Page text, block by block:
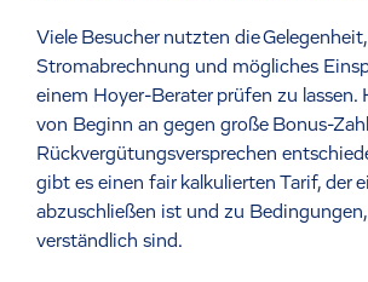
Viele Besucher nutzten die
Stromabrechnung und mögliches
einem Hoyer-Berater prüfen zu lassen.
von Beginn an gegen große Bonus-
Rückvergütungsversprechen
gibt es einen fair kalkulierten Tarif, der
abzuschließen ist und zu Bedingungen,
verständlich sind.